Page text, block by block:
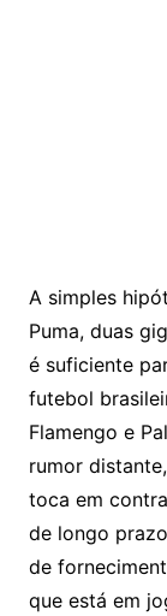
A simples
Puma, duas
é suficiente
futebol
Flamengo e
rumor
toca em
de longo
de
que está em